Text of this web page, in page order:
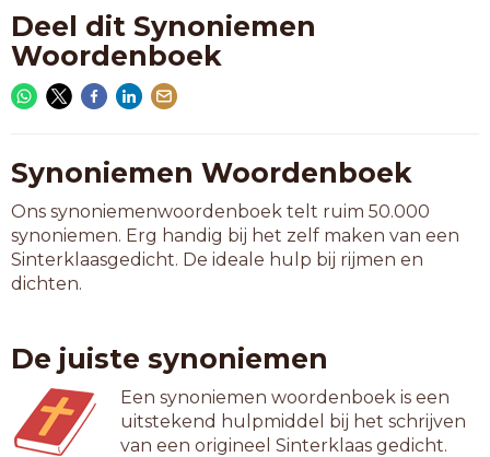
Deel dit Synoniemen
Woordenboek
Synoniemen Woordenboek
Ons synoniemenwoordenboek telt ruim 50.000
synoniemen. Erg handig bij het zelf maken van een
Sinterklaasgedicht. De ideale hulp bij rijmen en
dichten.
De juiste synoniemen
Een synoniemen woordenboek is een
uitstekend hulpmiddel bij het schrijven
van een origineel Sinterklaas gedicht.